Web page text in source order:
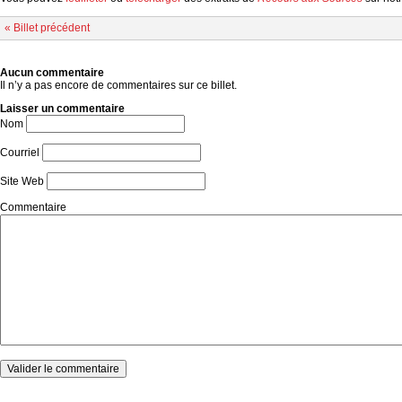
« Billet précédent
Aucun commentaire
Il n’y a pas encore de commentaires sur ce billet.
Laisser un commentaire
Nom
Courriel
Site Web
Commentaire